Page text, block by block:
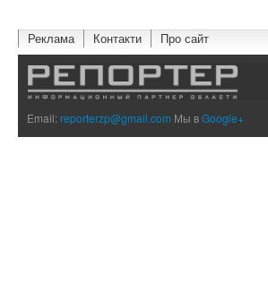
Реклама Контакти Про сайт
Email:reporterzp@gmail.com Мы вGoogle+